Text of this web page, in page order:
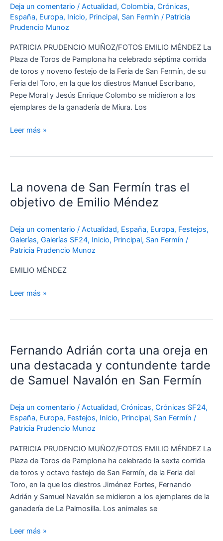
Deja un comentario / Actualidad, Colombia, Crónicas,
España, Europa, Inicio, Principal, San Fermín / Patricia
Prudencio Munoz
PATRICIA PRUDENCIO MUÑOZ/FOTOS EMILIO MÉNDEZ La
Plaza de Toros de Pamplona ha celebrado séptima corrida
de toros y noveno festejo de la Feria de San Fermín, de su
Feria del Toro, en la que los diestros Manuel Escribano,
Pepe Moral y Jesús Enrique Colombo se midieron a los
ejemplares de la ganadería de Miura. Los
destacada
tarde
del
una
corrida
limitada
de
Miura
Leer más »
La novena de San Fermín tras el
objetivo de Emilio Méndez
Deja un comentario / Actualidad, España, Europa, Festejos,
Galerías, Galerías SF24, Inicio, Principal, San Fermín /
Patricia Prudencio Munoz
EMILIO MÉNDEZ
de
San
Fermín
el
objetivo
Emilio
Leer más »
Fernando Adrián corta una oreja en
una destacada y contundente tarde
de Samuel Navalón en San Fermín
Deja un comentario / Actualidad, Crónicas, Crónicas SF24,
España, Europa, Festejos, Inicio, Principal, San Fermín /
Patricia Prudencio Munoz
PATRICIA PRUDENCIO MUÑOZ/FOTOS EMILIO MÉNDEZ La
Plaza de Toros de Pamplona ha celebrado la sexta corrida
de toros y octavo festejo de San Fermín, de la Feria del
Toro, en la que los diestros Jiménez Fortes, Fernando
Adrián y Samuel Navalón se midieron a los ejemplares de la
ganadería de La Palmosilla. Los animales se
corta
una
oreja
en
destacada
y
contundente
tarde
de
Samuel
Navalón
en
San
Leer más »